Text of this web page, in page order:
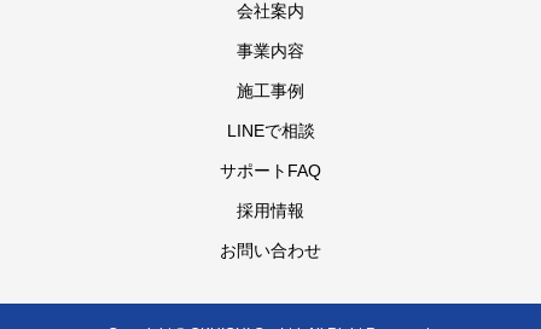
会社案内
事業内容
施工事例
LINEで相談
サポートFAQ
採用情報
お問い合わせ